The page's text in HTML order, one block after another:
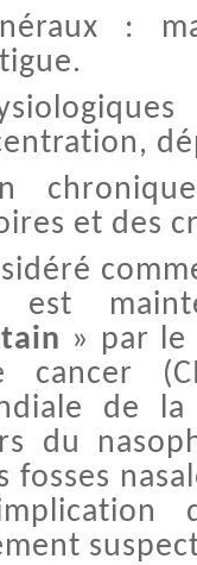
:
et des
est
» par
cancer
de
du
fosses